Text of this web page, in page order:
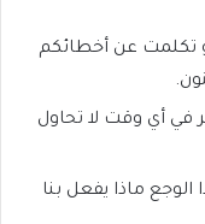
تكلمت عن أخطائكم
في أي وقت لا تحاول
ماذا يفعل بنا